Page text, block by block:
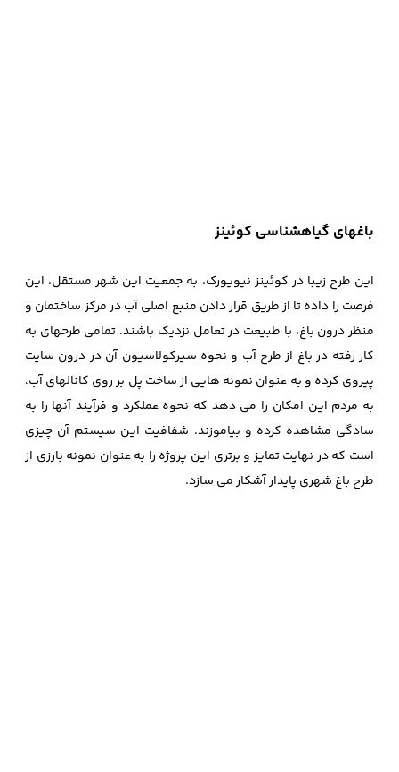
باغهای گیاهشناسی کوئینز
این طرح زیبا در کوئینز نیویورک، به جمعیت این شهر مستقل، این
فرصت را داده تا از طریق قرار دادن منبع اصلی آب در مرکز ساختمان و
منظر درون باغ، با طبیعت در تعامل نزدیک باشند. تمامی طرحهای به
کار رفته در باغ از طرح آب و نحوه سیرکولاسیون آن در درون سایت
پیروی کرده و به عنوان نمونه هایی از ساخت پل بر روی کانالهای آب،
به مردم این امکان را می دهد که نحوه عملکرد و فرآیند آنها را به
سادگی مشاهده کرده و بیاموزند. شفافیت این سیستم آن چیزی
است که در نهایت تمایز و برتری این پروژه را به عنوان نمونه بارزی از
طرح باغ شهری پایدار آشکار می سازد.